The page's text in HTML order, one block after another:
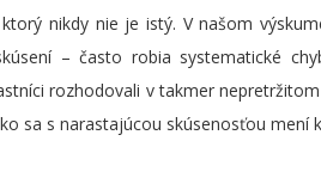
nikdy nie je istý. V našom
– často robia systematické
rozhodovali v takmer
sa s narastajúcou skúsenosťou mení